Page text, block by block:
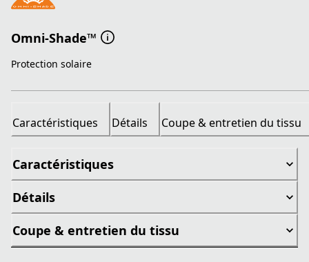
Omni-Shade™
Protection solaire
Caractéristiques Détails Coupe & entretien du tissu
Caractéristiques
Détails
Coupe & entretien du tissu